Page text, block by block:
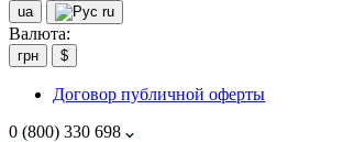
ua ru
Валюта:
грн $
Договор публичной оферты
0 (800) 330 698